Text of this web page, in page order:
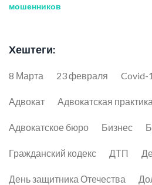
мошенников
Хештеги:
8 Марта 23 февраля Covid-
Адвокат Адвокатская практика
Адвокатское бюро Бизнес
Гражданский кодекс ДТП
День защитника Отечества